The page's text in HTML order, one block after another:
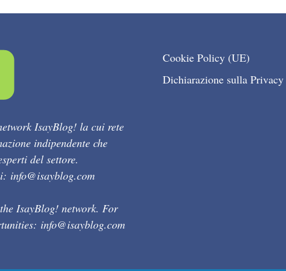
IsayBlog! la cui rete
indipendente che
del settore.
info@isayblog.com
IsayBlog! network. For
info@isayblog.com
Cookie Policy (UE)
Dichiarazione sulla